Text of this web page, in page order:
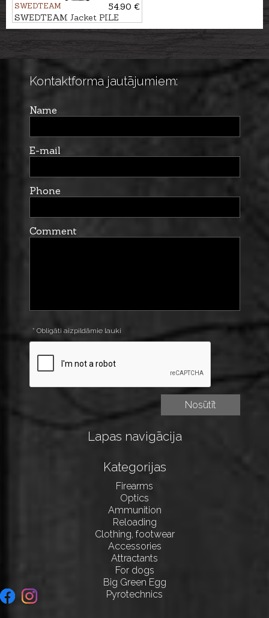
SWEDTEAM
54.90 €
SWEDTEAM Jacket PILE
JAURE REVERSIBLE
Kontaktforma jautājumiem:
Name
E-mail
Phone
Comment
* Obligāti aizpildāmie lauki
Lapas navigācija
Kategorijas
Firearms
Optics
Ammunition
Reloading
Clothing, footwear
Accessories
Attractants
For dogs
Big Green Egg
Pyrotechnics